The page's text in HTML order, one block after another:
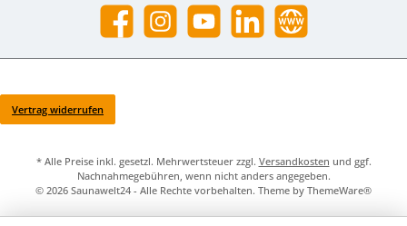
Facebook InstagramYouTube LinkedIn Website
Vertrag widerrufen
* Alle Preise inkl. gesetzl. Mehrwertsteuer zzgl. Versandkosten und ggf.
Nachnahmegebühren, wenn nicht anders angegeben.
© 2026 Saunawelt24 - Alle Rechte vorbehalten. Theme by ThemeWare®